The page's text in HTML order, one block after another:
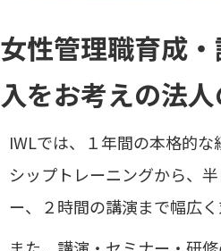
女性管理職育成
入をお考えの法
IWLでは、１年間の本格的
シップトレーニングから、
ー、２時間の講演まで幅広く